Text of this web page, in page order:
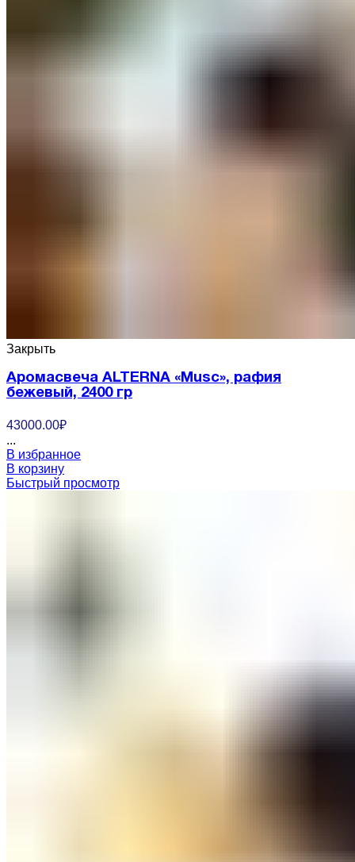
Закрыть
Аромасвеча ALTERNA «Musc», рафия
бежевый, 2400 гр
43000.00₽
...
В избранное
В корзину
Быстрый просмотр